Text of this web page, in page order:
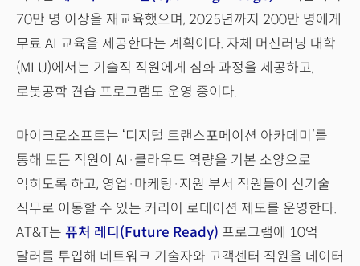
70만 명 이상을 재교육했으며, 2025년까지 200만 명에게
무료 AI 교육을 제공한다는 계획이다. 자체 머신러닝 대학
(MLU)에서는 기술직 직원에게 심화 과정을 제공하고,
로봇공학 견습 프로그램도 운영 중이다.
마이크로소프트는 ‘디지털 트랜스포메이션 아카데미’를
통해 모든 직원이 AI·클라우드 역량을 기본 소양으로
익히도록 하고, 영업·마케팅·지원 부서 직원들이 신기술
직무로 이동할 수 있는 커리어 로테이션 제도를 운영한다.
AT&T는 퓨처 레디(Future Ready) 프로그램에 10억
달러를 투입해 네트워크 기술자와 고객센터 직원을 데이터